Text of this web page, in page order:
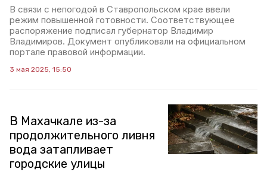
В связи с непогодой в Ставропольском крае ввели
режим повышенной готовности. Соответствующее
распоряжение подписал губернатор Владимир
Владимиров. Документ опубликовали на официальном
портале правовой информации.
3 мая 2025, 15:50
В Махачкале из-за
продолжительного ливня
вода затапливает
городские улицы